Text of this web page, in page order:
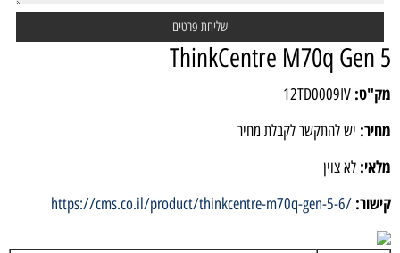
ThinkCentre M70q Gen 5
מק"ט: 12TD0009IV
מחיר: יש להתקשר לקבלת מחיר
מלאי: לא צוין
קישור: https://cms.co.il/product/thinkcentre-m70q-gen-5-6/